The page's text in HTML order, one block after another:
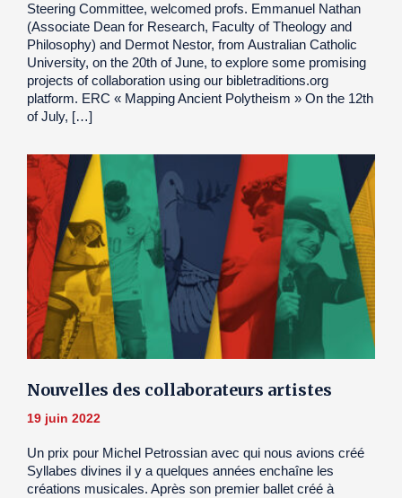
Steering Committee, welcomed profs. Emmanuel Nathan
(Associate Dean for Research, Faculty of Theology and
Philosophy) and Dermot Nestor, from Australian Catholic
University, on the 20th of June, to explore some promising
projects of collaboration using our bibletraditions.org
platform. ERC « Mapping Ancient Polytheism » On the 12th
of July, […]
Nouvelles des collaborateurs artistes
19 juin 2022
Un prix pour Michel Petrossian avec qui nous avions créé
Syllabes divines il y a quelques années enchaîne les
créations musicales. Après son premier ballet créé à